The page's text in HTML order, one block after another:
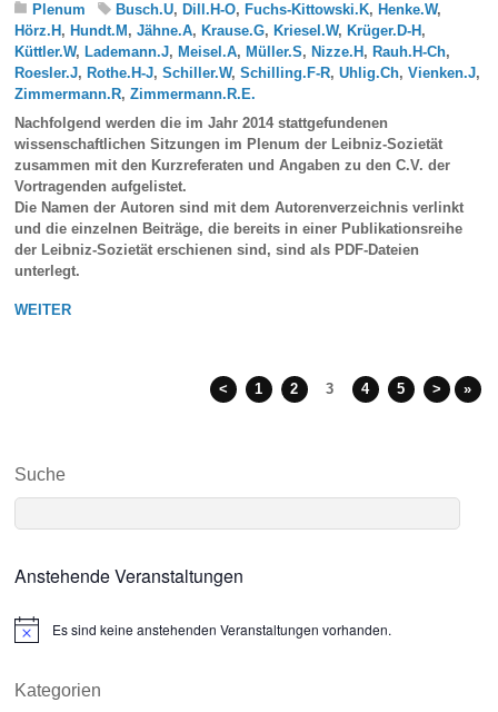
Plenum Busch.U, Dill.H-O, Fuchs-Kittowski.K, Henke.W,
Hörz.H , Hundt.M ,Jähne.A, Krause.G, Kriesel.W, Krüger.D-H ,
Küttler.W, Lademann.J, Meisel.A, Müller.S, Nizze.H , Rauh.H-Ch,
Roesler.J, Rothe.H-J,Schiller.W,Schilling.F-R,Uhlig.Ch,Vienken.J,
Zimmermann.R,Zimmermann.R.E.
Nachfolgend werden die im Jahr 2014 stattgefundenen
wissenschaftlichen Sitzungen im Plenum der Leibniz-Sozietät
zusammen mit den Kurzreferaten und Angaben zu den C.V. der
Vortragenden aufgelistet.
Die Namen der Autoren sind mit dem Autorenverzeichnis verlinkt
und die einzelnen Beiträge, die bereits in einer Publikationsreihe
der Leibniz-Sozietät erschienen sind, sind als PDF-Dateien
unterlegt.
WEITER
< 1 2 3 4 5 > »
Suche
Anstehende Veranstaltungen
N
i
Es sind keine anstehenden Veranstaltungen vorhanden.
Kategorien